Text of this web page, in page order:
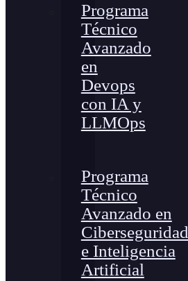
Programa
Técnico
Avanzado
en
Devops
con IA y
LLMOps
Programa
Técnico
Avanzado en
Ciberseguridad
e Inteligencia
Artificial